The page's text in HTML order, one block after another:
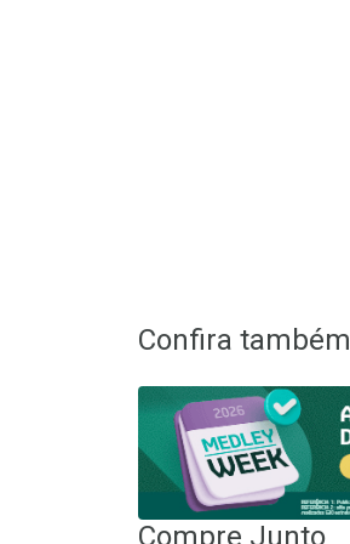
Confira também
Compre Junto